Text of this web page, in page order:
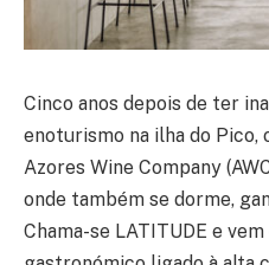
Cinco anos depois de ter
enoturismo na ilha do Pico,
Azores Wine Company
onde também se dorme,
Chama-se LATITUDE e